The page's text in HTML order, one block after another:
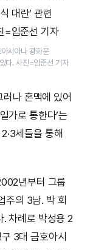
시아나 광화문
다. 사진=임준선 기자
나 혼맥에 있어
가로 통한다’는
세들을 통해
년부터 그룹
주의 3남. 박 회
. 차례로 박성용 2
3대 금호아시